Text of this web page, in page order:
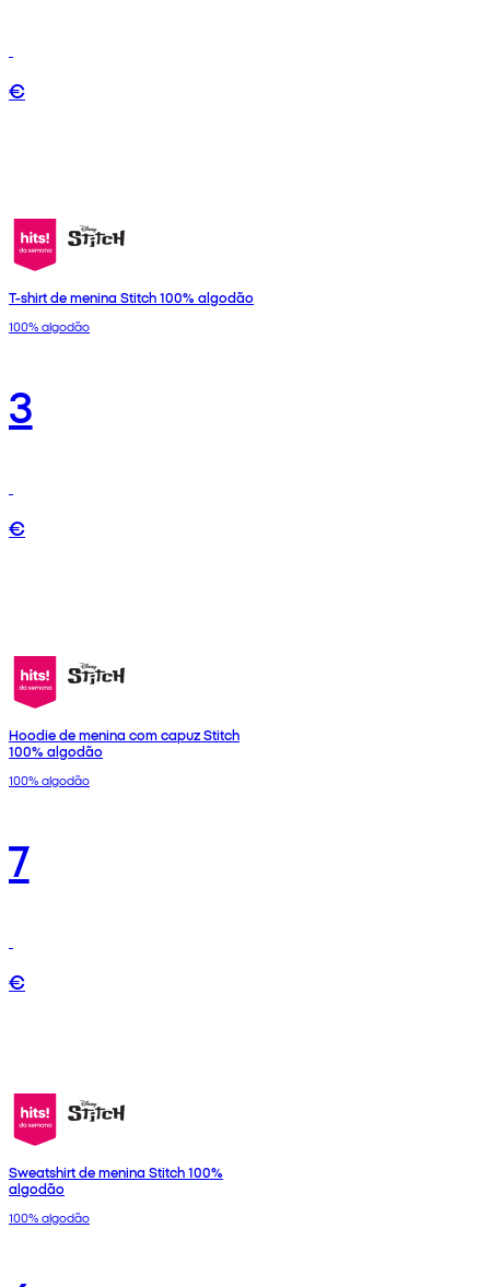
€
T-shirt de menina Stitch 100% algodão
100% algodão
3
€
Hoodie de menina com capuz Stitch
100% algodão
100% algodão
7
€
Sweatshirt de menina Stitch 100%
algodão
100% algodão